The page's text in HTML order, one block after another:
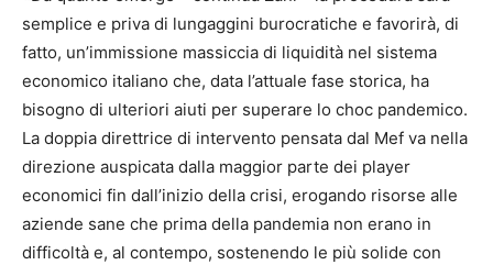
semplice e priva di lungaggini burocratiche e favorirà, di
fatto, un’immissione massiccia di liquidità nel sistema
economico italiano che, data l’attuale fase storica, ha
bisogno di ulteriori aiuti per superare lo choc pandemico.
La doppia direttrice di intervento pensata dal Mef va nella
direzione auspicata dalla maggior parte dei player
economici fin dall’inizio della crisi, erogando risorse alle
aziende sane che prima della pandemia non erano in
difficoltà e, al contempo, sostenendo le più solide con